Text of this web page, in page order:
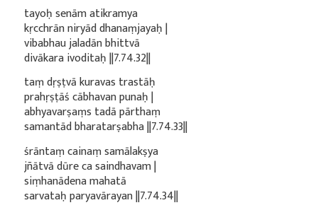
tayoḥ senām atikramya
kṛcchrān niryād dhanaṃjayaḥ |
vibabhau jaladān bhittvā
divākara ivoditaḥ ||7.74.32||
taṃ dṛṣṭvā kuravas trastāḥ
prahṛṣṭāś cābhavan punaḥ |
abhyavarṣaṃs tadā pārthaṃ
samantād bharatarṣabha ||7.74.33||
śrāntaṃ cainaṃ samālakṣya
jñātvā dūre ca saindhavam |
siṃhanādena mahatā
sarvataḥ paryavārayan ||7.74.34||